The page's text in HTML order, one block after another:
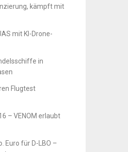
kämpft mit
mit KI-Drone-
in
Flugtest
– VENOM erlaubt
Euro für D-LBO –